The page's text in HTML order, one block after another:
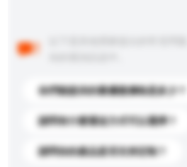
你們能提供的最優惠價格是多少？
請問有什麼運送方式可以選擇？
請問你的產品是否支持定制？